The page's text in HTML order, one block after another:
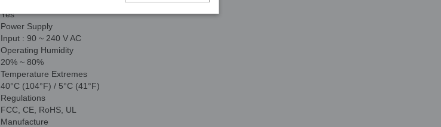
Yes
Power Supply
Input : 90 ~ 240 V AC
Operating Humidity
20% ~ 80%
Temperature Extremes
40°C (104°F) / 5°C (41°F)
Regulations
FCC, CE, RoHS, UL
Manufacture